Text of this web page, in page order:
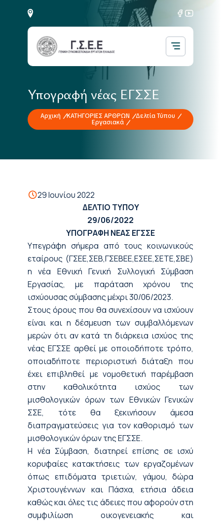
Υπογραφή νέας ΕΓΣΣΕ
Αρχική ΚΑΤΗΓΟΡΙΕΣ ΑΡΘΡΩΝ
Δελτία Τύπου
Εργασιακά
29 Ιουνίου 2022
ΔΕΛΤΙΟ ΤΥΠΟΥ
29/06/2022
ΥΠΟΓΡΑΦΗ ΝΕΑΣ ΕΓΣΣΕ
Υπεγράφη σήμερα από τους κοινωνικούς
εταίρους (ΓΣΕΕ,ΣΕΒ,ΓΣΕΒΕΕ,ΕΣΕΕ,ΣΕΤΕ,ΣΒΕ)
η νέα Εθνική Γενική Συλλογική Σύμβαση
Εργασίας, με παράταση χρόνου της
ισχύουσας σύμβασης μέχρι 30/06/2023.
Στους όρους που θα συνεχίσουν να ισχύουν
είναι και η δέσμευση των συμβαλλόμενων
μερών ότι αν κατά τη διάρκεια ισχύος της
νέας ΕΓΣΣΕ αρθεί με οποιοδήποτε τρόπο,
οποιαδήποτε περιοριστική διάταξη που
έχει επιβληθεί με νομοθετική παρέμβαση
στην καθολικότητα ισχύος των
μισθολογικών όρων των Εθνικών Γενικών
ΣΣΕ, τότε θα ξεκινήσουν άμεσα
διαπραγματεύσεις για τον καθορισμό των
μισθολογικών όρων της ΕΓΣΣΕ.
Η νέα Σύμβαση, διατηρεί επίσης σε ισχύ
κορυφαίες κατακτήσεις των εργαζομένων
όπως επιδόματα τριετιών, γάμου, δώρα
Χριστουγέννων και Πάσχα, ετήσια άδεια
καθώς και όλες τις άδειες που αφορούν στη
συμφιλίωση οικογενειακής και